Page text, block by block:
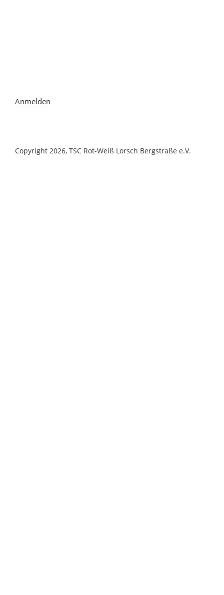
Anmelden
Copyright 2026, TSC Rot-Weiß Lorsch Bergstraße e.V.